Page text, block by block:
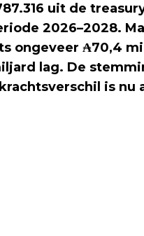
uit de
2026–2028.
ongeveer ₳70,4
lag. De
is nu